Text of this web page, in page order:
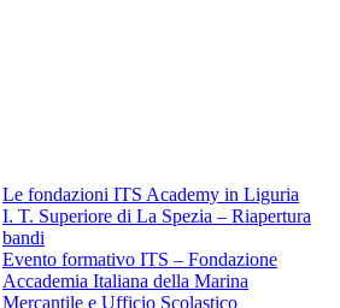
Le fondazioni ITS Academy in Liguria
I. T. Superiore di La Spezia – Riapertura
bandi
Evento formativo ITS – Fondazione
Accademia Italiana della Marina
Mercantile e Ufficio Scolastico